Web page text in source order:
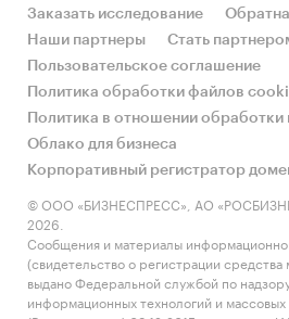
Заказать исследование
Наши партнеры
Стать
Пользовательское соглашение
Политика обработки файлов
Политика в отношении
Облако для бизнеса
Корпоративный регистратор
© ООО «БИЗНЕСПРЕСС», АО
2026.
Сообщения и материалы
(свидетельство о регистрации
выдано Федеральной службой по
информационных технологий и